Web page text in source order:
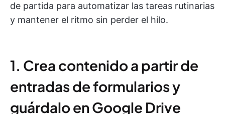
de partida para automatizar las tareas rutinarias
y mantener el ritmo sin perder el hilo.
1. Crea contenido a partir de
entradas de formularios y
guárdalo en Google Drive